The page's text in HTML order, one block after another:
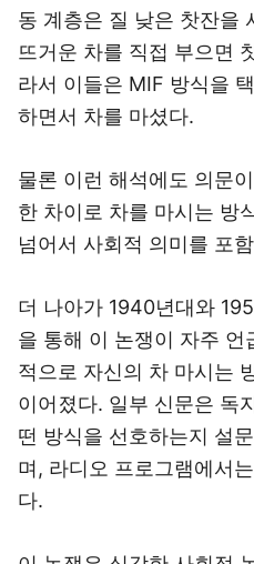
동 계층은 질 낮은 찻잔을
뜨거운 차를 직접 부으면
라서 이들은 MIF 방식을
하면서 차를 마셨다.
물론 이런 해석에도 의문
한 차이로 차를 마시는 방
넘어서 사회적 의미를 포
더 나아가 1940년대와
을 통해 이 논쟁이 자주
적으로 자신의 차 마시는
이어졌다. 일부 신문은 독
떤 방식을 선호하는지 설
며, 라디오 프로그램에서
다.